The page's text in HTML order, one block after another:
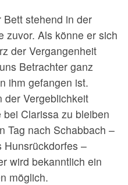
stehend in der
zuvor. Als könne er sich
der Vergangenheit
Betrachter ganz
ihm gefangen ist.
der Vergeblichkeit
Clarissa zu bleiben
Tag nach Schabbach –
Hunsrückdorfes –
wird bekanntlich ein
möglich.